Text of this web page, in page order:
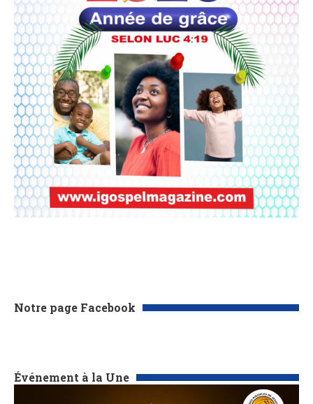
Notre page Facebook
Événement à la Une